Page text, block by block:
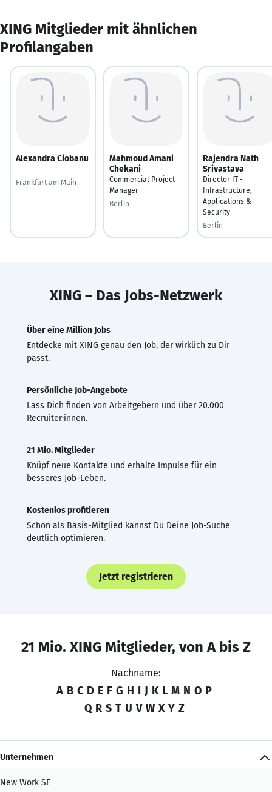
XING Mitglieder mit ähnlichen
Profilangaben
Alexandra Ciobanu
---
Frankfurt am Main
Mahmoud Amani
Chekani
Commercial Project
Manager
Berlin
Rajendra Nath
Srivastava
Director IT -
Infrastructure,
Applications &
Security
Berlin
XING – Das Jobs-Netzwerk
Über eine Million Jobs
Entdecke mit XING genau den Job, der wirklich zu Dir
passt.
Persönliche Job-Angebote
Lass Dich finden von Arbeitgebern und über 20.000
Recruiter·innen.
21 Mio. Mitglieder
Knüpf neue Kontakte und erhalte Impulse für ein
besseres Job-Leben.
Kostenlos profitieren
Schon als Basis-Mitglied kannst Du Deine Job-Suche
deutlich optimieren.
Jetzt registrieren
21 Mio. XING Mitglieder, von A bis Z
Nachname:
A B C D E F G H I J K L M N O P
Q R S T U V W X Y Z
Unternehmen
New Work SE